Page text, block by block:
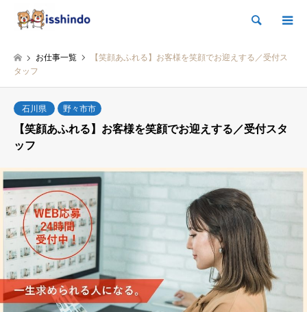
検索
お仕事一覧
【笑顔あふれる】お客様を笑顔でお迎えする／受付ス
タッフ
石川県
野々市市
【笑顔あふれる】お客様を笑顔でお迎えする／受付スタ
ッフ